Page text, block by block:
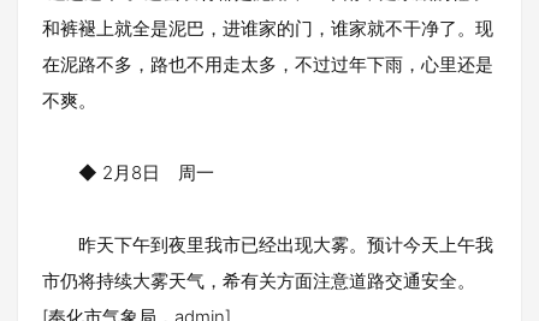
和裤褪上就全是泥巴，进谁家的门，谁家就不干净了。现
在泥路不多，路也不用走太多，不过过年下雨，心里还是
不爽。
◆ 2月8日 周一
昨天下午到夜里我市已经出现大雾。预计今天上午我
市仍将持续大雾天气，希有关方面注意道路交通安全。